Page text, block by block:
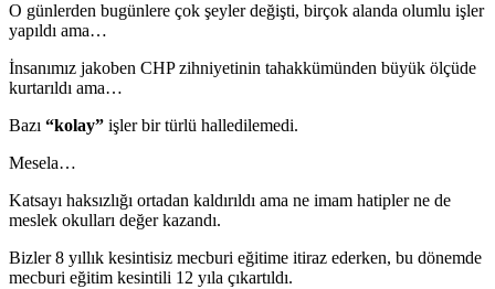
O günlerden bugünlere çok şeyler değişti, birçok alanda olumlu işler
yapıldı ama…
İnsanımız jakoben CHP zihniyetinin tahakkümünden büyük ölçüde
kurtarıldı ama…
Bazı “kolay” işler bir türlü halledilemedi.
Mesela…
Katsayı haksızlığı ortadan kaldırıldı ama ne imam hatipler ne de
meslek okulları değer kazandı.
Bizler 8 yıllık kesintisiz mecburi eğitime itiraz ederken, bu dönemde
mecburi eğitim kesintili 12 yıla çıkartıldı.